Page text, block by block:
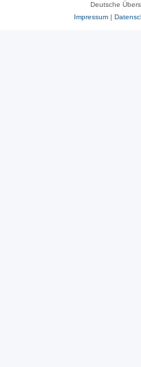
Deutsche
Impressum |